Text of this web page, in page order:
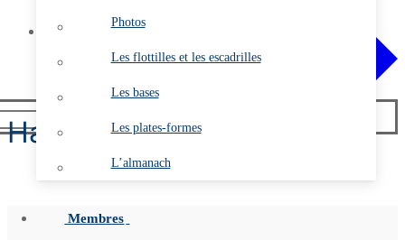
Photos
Les flottilles et les escadrilles
Les bases
Les plates-formes
L’almanach
Membres
Contact
Hansa-Brandenburg W-29